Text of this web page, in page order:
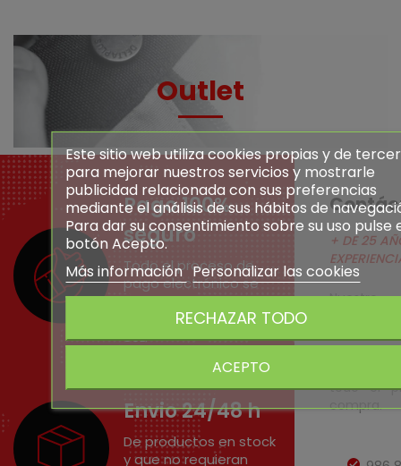
Outlet
Pago 100%
seguro
Todo el proceso de
pago electrónico se
realiza en servidores
con conexión cifrada
SSL.
Envio 24/48 h
De productos en stock
y que no requieran
+ DE 25
todo el
compra.
Este sitio web utiliza cookies propias y de
para mejorar nuestros servicios y mostrarle
publicidad relacionada con sus preferencias
mediante el análisis de sus hábitos de
Para dar su consentimiento sobre su uso pulse
botón Acepto.
Más información Personalizar las cookies
RECHAZAR TODO
ACEPTO